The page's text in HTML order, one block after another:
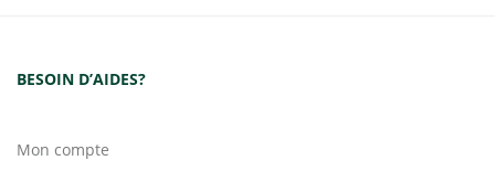
BESOIN D’AIDES?
Mon compte